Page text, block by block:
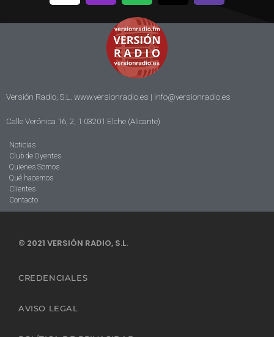
Versión Radio, S.L. www.versionradio.es | info@versionradio.es
Calle Verónica 16, 2, 1 03201 Elche (Alicante)
Noticias
Club de Oyentes
Quienes Somos
Qué hacemos
Clientes
Contacto
© 2021 VERSIÓN RADIO, S.L.
CREDENCIALES
AVISO LEGAL